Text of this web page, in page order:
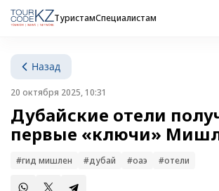
ТуристамСпециалистам
Назад
20 октября 2025, 10:31
Дубайские отели
первые «ключи»
#гид мишлен #дубай #оаэ #отели